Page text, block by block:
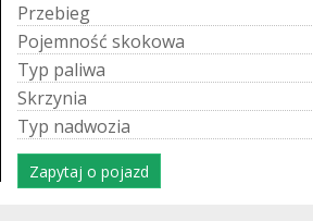
Przebieg
Pojemność skokowa
Typ paliwa
Skrzynia
Typ nadwozia
Zapytaj o pojazd